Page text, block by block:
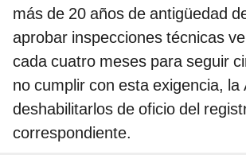
más de 20 años de antigüedad
aprobar inspecciones técnicas
cada cuatro meses para seguir
no cumplir con esta exigencia, la
deshabilitarlos de oficio del
correspondiente.